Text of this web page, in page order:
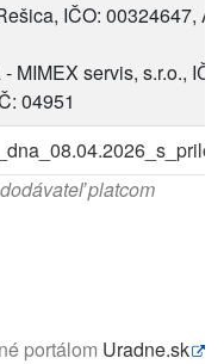
IČO: 00324647,
MIMEX servis, s.r.o.,
04951
platcom
portálom Uradne.sk